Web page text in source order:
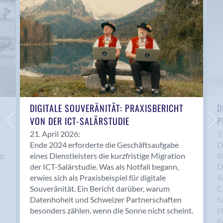
Anwil
Appenzell
Au SG
Baar
Baden
Balsthal
Balzers
Basel
Bassersdorf
Belp
Bendern
Benken (SG)
Bergdietikon
Berlin
Bern
Bern - Liebefeld
DIGITALE SOUVERÄNITÄT: PRAXISBERICHT
VON DER ICT-SALÄRSTUDIE
21. April 2026:
Ende 2024 erforderte die Geschäftsaufgabe
eines Dienstleisters die kurzfristige Migration
der ICT-Salärstudie. Was als Notfall begann,
erwies sich als Praxisbeispiel für digitale
Souveränität. Ein Bericht darüber, warum
Datenhoheit und Schweizer Partnerschaften
besonders zählen, wenn die Sonne nicht scheint.